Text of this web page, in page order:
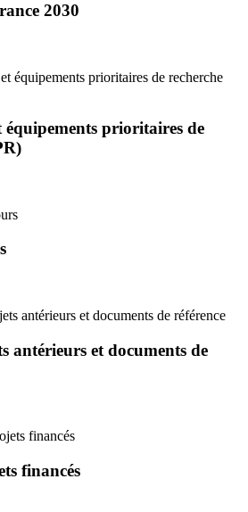
2030
équipements prioritaires de recherche
équipements prioritaires de
antérieurs et documents de référence
antérieurs et documents de
financés
financés